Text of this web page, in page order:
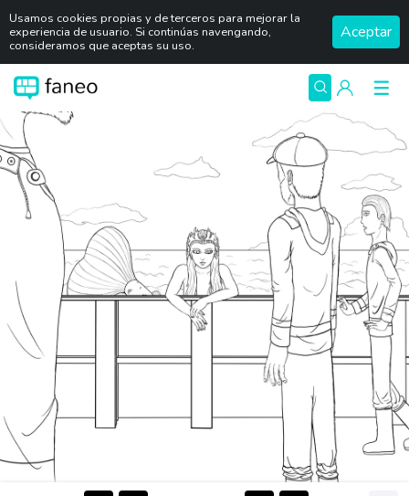
Usamos cookies propias y de terceros para mejorar la
experiencia de usuario. Si continúas navengando,
consideramos que aceptas su uso.
Aceptar